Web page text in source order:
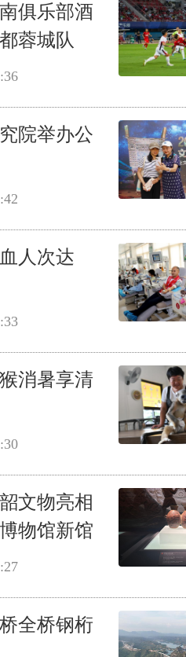
俱乐部酒
蓉城队
院举办公
人次达
消暑享清
文物亮相
物馆新馆
全桥钢桁